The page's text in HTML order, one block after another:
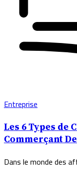
Entreprise
Les 6 Types de
Commerçant
Dans le monde des